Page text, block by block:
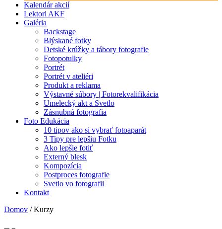
Kalendár akcií
Lektori AKF
Galéria
Backstage
Blýskané fotky
Detské krúžky a tábory fotografie
Fotopotulky
Portrét
Portrét v ateliéri
Produkt a reklama
Výstavné súbory | Fotorekvalifikácia
Umelecký akt a Svetlo
Zásnubná fotografia
Foto Edukácia
10 tipov ako si vybrať fotoaparát
3 Tipy pre lepšiu Fotku
Ako lepšie fotiť
Externý blesk
Kompozícia
Postproces fotografie
Svetlo vo fotografii
Kontakt
Domov / Kurzy